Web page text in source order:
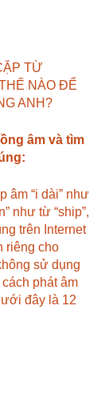
TỪ
NÀO ĐỂ
ANH?
âm và tìm
âm “i dài” như
như từ “ship”,
trên Internet
riêng cho
sử dụng
cách phát âm
đây là 12